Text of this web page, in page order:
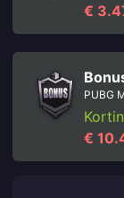
€
PUBG
€